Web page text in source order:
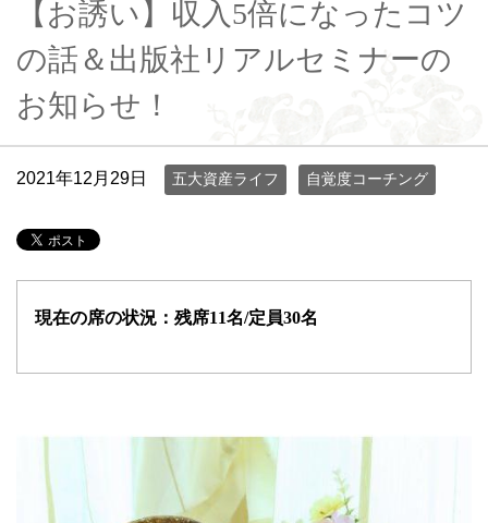
【お誘い】収入5倍になったコツ
の話＆出版社リアルセミナーの
お知らせ！
2021年12月29日 五大資産ライフ 自覚度コーチング
現在の席の状況：残席11名/定員30名